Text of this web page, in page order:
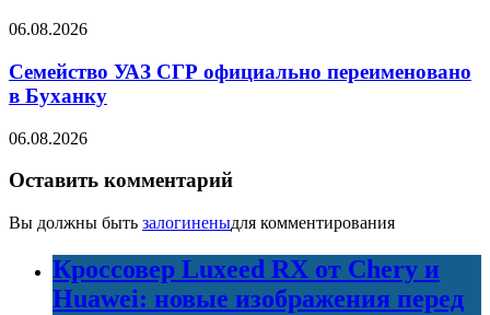
06.08.2026
Семейство УАЗ СГР официально переименовано
в Буханку
06.08.2026
Оставить комментарий
Вы должны быть залогиненыдля комментирования
Кроссовер Luxeed RX от Chery и
Huawei: новые изображения перед